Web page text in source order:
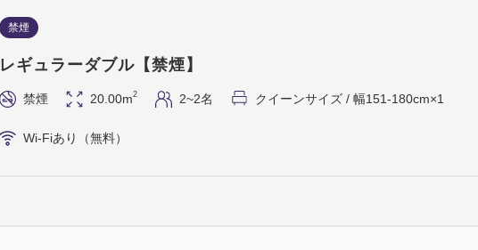
禁煙
レギュラーダブル【禁煙】
禁煙 20.00m2 2~2名 クイーンサイズ / 幅151-180cm×1
Wi-Fiあり（無料）